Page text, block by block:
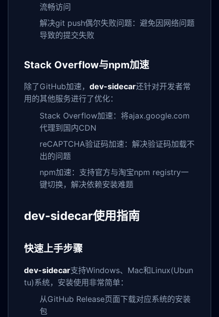
流畅访问
解决git push偶尔失败问题：避免因网络问题
导致的提交失败
Stack Overflow与npm加速
除了GitHub加速， dev-sidecar还针对开发者常
用的其他服务进行了优化：
Stack Overflow加速：将ajax.google.com
代理到国内CDN
reCAPTCHA验证码加速：解决验证码加载不
出的问题
npm加速：支持官方与淘宝npm registry一
键切换，解决依赖安装难题
dev-sidecar使用指南
快速上手步骤
dev-sidecar支持Windows、Mac和Linux(Ubun
tu)系统，安装使用非常简单：
从GitHub Release页面下载对应系统的安装
包